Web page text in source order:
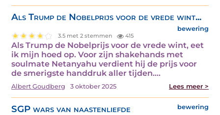
Als Trump de Nobelprijs voor de vrede wint...
bewering
3.5 met 2 stemmen 415
Als Trump de Nobelprijs voor de vrede wint, eet
ik mijn hoed op. Voor zijn shakehands met
soulmate Netanyahu verdient hij de prijs voor
de smerigste handdruk aller tijden.…
Albert Goudberg 3 oktober 2025 Lees meer >
SGP wars van naastenliefde bewering